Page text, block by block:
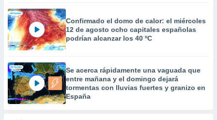
Confirmado el domo de calor: el miércoles
12 de agosto ocho capitales españolas
podrían alcanzar los 40 ºC
Se acerca rápidamente una vaguada que
entre mañana y el domingo dejará
tormentas con lluvias fuertes y granizo en
España